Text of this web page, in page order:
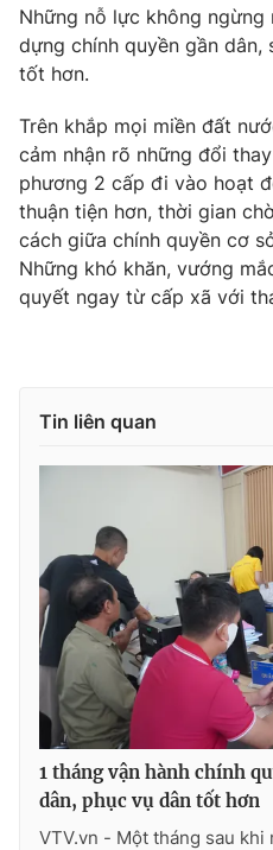
® Cấm sao chép dưới mọi hình
thuận bằng văn bản. Ghi rõ
thông tin từ website này.
Những nỗ lực không
dựng chính quyền gần dân,
tốt hơn.
Trên khắp mọi miền đất
cảm nhận rõ những đổi
phương 2 cấp đi vào hoạt
thuận tiện hơn, thời gian
cách giữa chính quyền cơ
Những khó khăn, vướng
quyết ngay từ cấp xã với
Tin liên quan
1 tháng vận hành chính
dân, phục vụ dân tốt hơn
VTV.vn - Một tháng sau